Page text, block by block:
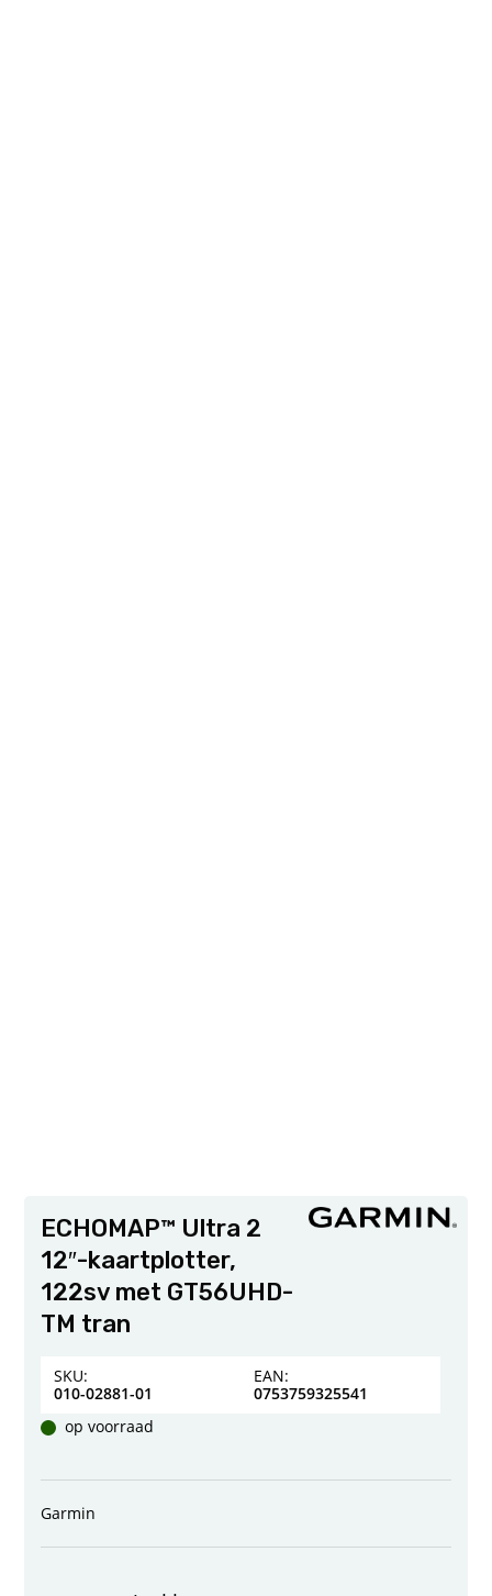
ECHOMAP™ Ultra 2
12″-kaartplotter,
122sv met GT56UHD-
TM tran
SKU:
010-02881-01
EAN:
0753759325541
op voorraad
Garmin